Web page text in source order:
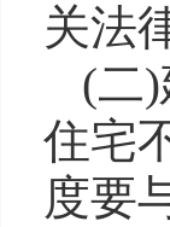
关法
(二
住宅
度要